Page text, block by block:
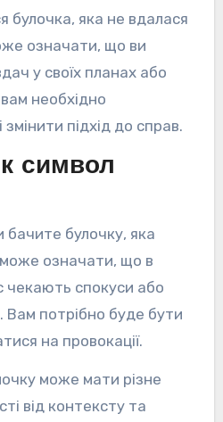
булочка, яка не вдалася
означати, що ви
у своїх планах або
необхідно
змінити підхід до справ.
символ
бачите булочку, яка
означати, що в
чекають спокуси або
потрібно буде бути
на провокації.
може мати різне
від контексту та